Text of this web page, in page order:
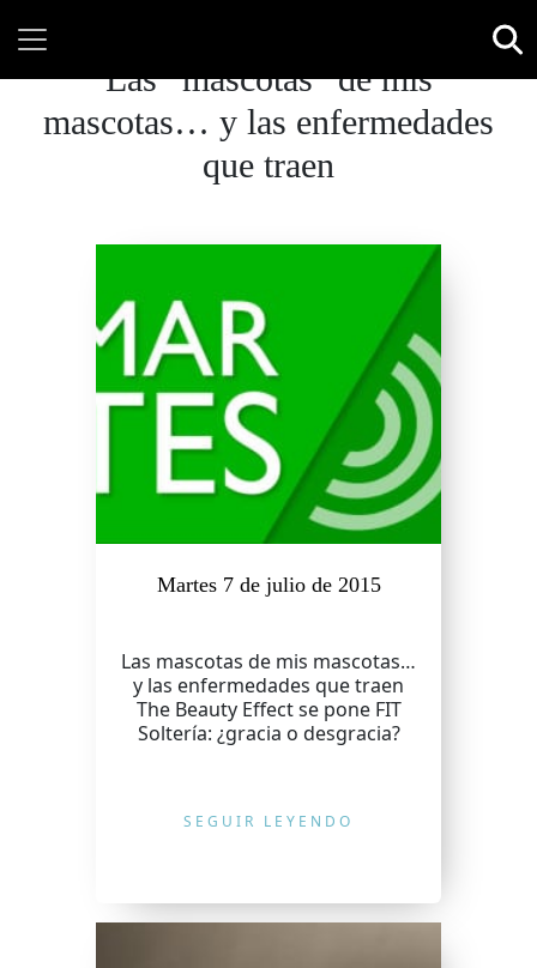
Las “mascotas” de mis
mascotas… y las enfermedades
que traen
Martes 7 de julio de 2015
Las mascotas de mis mascotas…
y las enfermedades que traen
The Beauty Effect se pone FIT
Soltería: ¿gracia o desgracia?
SEGUIR LEYENDO